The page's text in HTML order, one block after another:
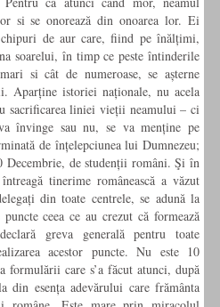
si se onorează din onoarea lor. Ei
de aur care, fiind pe înălțimi,
soarelui, în timp ce peste întinderile
si cât de numeroase, se așterne
istoriei naționale, nu acela
sacrificarea liniei vieții neamului – ci
învinge sau nu, se va menține pe
de înțelepciunea lui Dumnezeu;
Decembrie, de studenții români. Şi în
tinerime românească a văzut
din toate centrele, se adună la
ceea ce au crezut că formează
greva generală pentru toate
acestor puncte. Nu este 10
formulării care s’a făcut atunci, după
din esența adevărului care frământa